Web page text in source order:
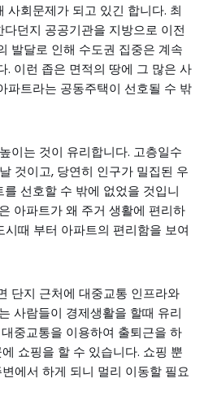
사회문제가 되고 있긴 합니다. 최
던지 공공기관을 지방으로 이전
발달로 인해 수도권 집중은 계속
. 이런 좁은 면적의 땅에 그 많은 사
파트라는 공동주택이 선호될 수 밖
이는 것이 유리합니다. 고층일수
것이고, 당연히 인구가 밀집된 우
선호할 수 밖에 없었을 것입니
아파트가 왜 주거 생활에 편리하
시때 부터 아파트의 편리함을 보여
단지 근처에 대중교통 인프라와
사람들이 경제생활을 할때 유리
중교통을 이용하여 출퇴근을 하
쇼핑을 할 수 있습니다. 쇼핑 뿐
에서 하게 되니 멀리 이동할 필요